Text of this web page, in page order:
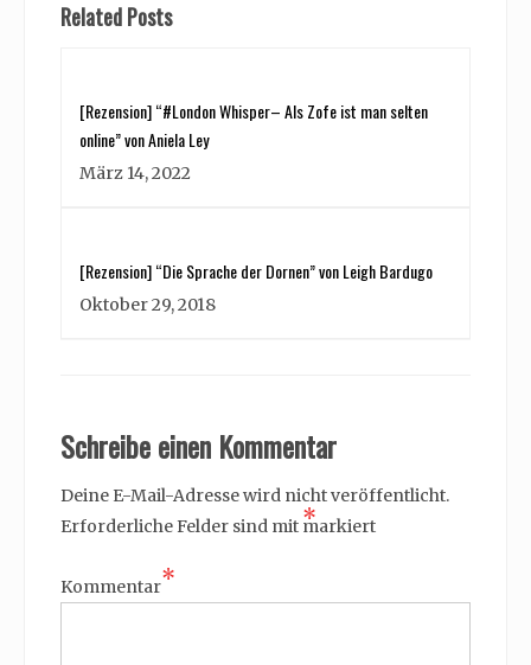
Related Posts
[Rezension] “#London Whisper– Als Zofe ist man selten
online” von Aniela Ley
März 14, 2022
[Rezension] “Die Sprache der Dornen” von Leigh Bardugo
Oktober 29, 2018
Schreibe einen Kommentar
Deine E-Mail-Adresse wird nicht veröffentlicht.
Erforderliche Felder sind mit *
markiert
Kommentar*